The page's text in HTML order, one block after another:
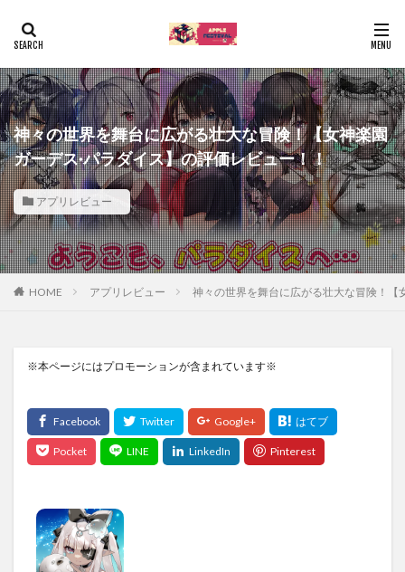
神々の世界を舞台に広がる壮大な冒険！【女神楽園
ガーデス·パラダイス】の評価レビュー！！
アプリレビュー
HOME アプリレビュー 神々の世界を舞台に広がる壮大な冒険！【
※本ページにはプロモーションが含まれています※